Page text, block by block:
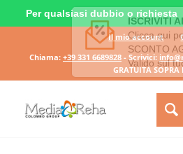
Il mio account
Chiama: +39 331 6689828- Scrivici:
GRATUITA SOPRA
Per qualsiasi dubbio o richiesta